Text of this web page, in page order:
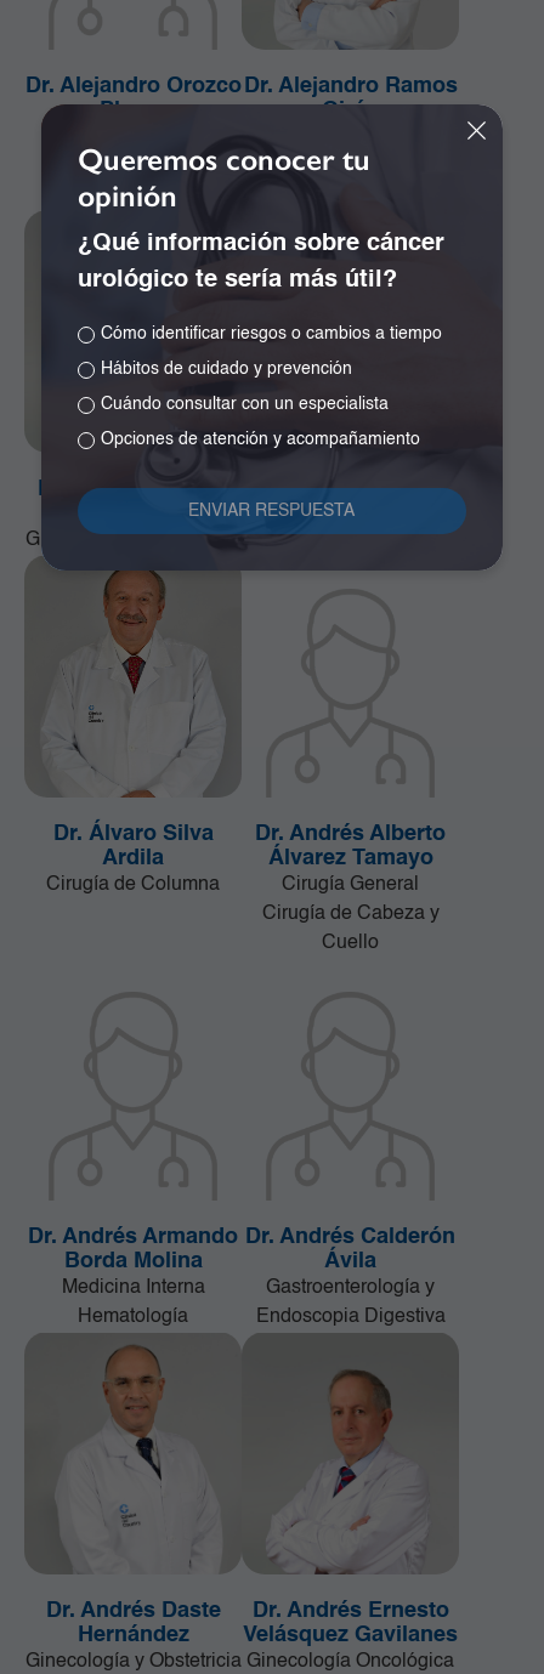
Dr. Alejandro Orozco
Plazas
Tumores de Tejidos
Blandos
Dr. Alejandro Ramos
Girón
Neurocirugía
Dr. Alfonso Correa
Ginecología y Obstetricia
Dr. Álvaro Cano
Quiñonez
Ginecología y Obstetricia
Dr. Álvaro Silva
Ardila
Cirugía de Columna
Dr. Andrés Alberto
Álvarez Tamayo
Cirugía General
Cirugía de Cabeza y
Cuello
Dr. Andrés Armando
Borda Molina
Medicina Interna
Hematología
Dr. Andrés Calderón
Ávila
Gastroenterología y
Endoscopia Digestiva
Dr. Andrés Daste
Hernández
Ginecología y Obstetricia
Dr. Andrés Ernesto
Velásquez Gavilanes
Ginecología Oncológica
Queremos conocer tu
opinión
¿Qué información sobre cáncer
urológico te sería más útil?
Cómo identificar riesgos o cambios a tiempo
Hábitos de cuidado y prevención
Cuándo consultar con un especialista
Opciones de atención y acompañamiento